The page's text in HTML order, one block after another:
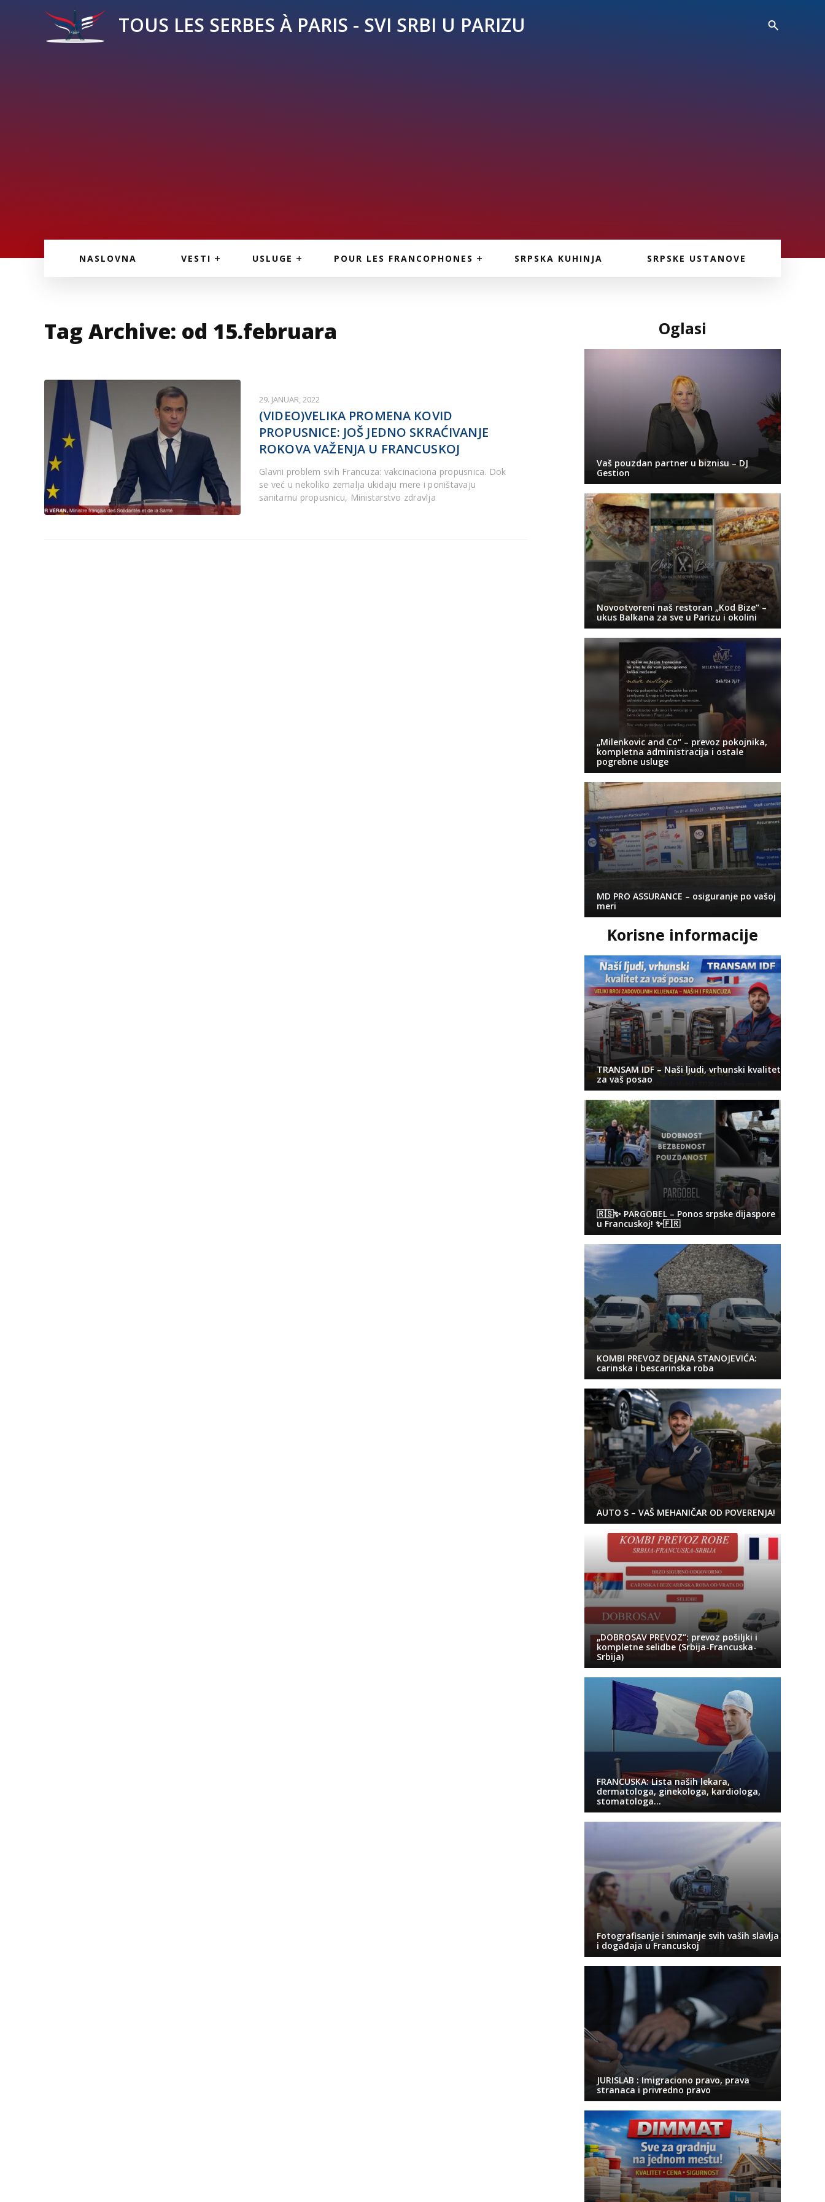
TOUS LES SERBES À PARIS - SVI SRBI U PARIZU
NASLOVNA VESTI USLUGE POUR LES FRANCOPHONES
PARIS
SRPSKA KUHINJA SRPSKE USTANOVE
Tag Archive: od 15.februara
29. JANUAR, 2022
(VIDEO)VELIKA PROMENA KOVID
PROPUSNICE: JOŠ JEDNO SKRAĆIVANJE
ROKOVA VAŽENJA U FRANCUSKOJ
Glavni problem svih Francuza: vakcinaciona propusnica. Dok
se već u nekoliko zemalja ukidaju mere i poništavaju
sanitarnu propusnicu, Ministarstvo zdravlja
Oglasi
Vaš pouzdan partner u biznisu – DJ
Gestion
Novootvoreni naš restoran „Kod Bize“ –
ukus Balkana za sve u Parizu i okolini
„Milenkovic and Co“ – prevoz pokojnika,
kompletna administracija i ostale
pogrebne usluge
MD PRO ASSURANCE – osiguranje po vašoj
meri
Korisne informacije
TRANSAM IDF – Naši ljudi, vrhunski kvalitet
za vaš posao
🇷🇸✨ PARGOBEL – Ponos srpske dijaspore
u Francuskoj! ✨🇫🇷
KOMBI PREVOZ DEJANA STANOJEVIĆA:
carinska i bescarinska roba
AUTO S – VAŠ MEHANIČAR OD POVERENJA!
„DOBROSAV PREVOZ“: prevoz pošiljki i
kompletne selidbe (Srbija-Francuska-
Srbija)
FRANCUSKA: Lista naših lekara,
dermatologa, ginekologa, kardiologa,
stomatologa…
Fotografisanje i snimanje svih vaših slavlja
i događaja u Francuskoj
JURISLAB : Imigraciono pravo, prava
stranaca i privredno pravo